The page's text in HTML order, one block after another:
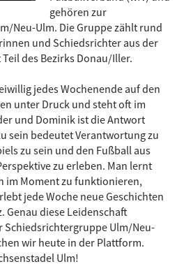
gehören zur
Neu-Ulm. Die Gruppe zählt rund
und Schiedsrichter aus der
des Bezirks Donau/Iller.
jedes Wochenende auf den
unter Druck und steht oft im
und Dominik ist die Antwort
sein bedeutet Verantwortung zu
zu sein und den Fußball aus
zu erleben. Man lernt
im Moment zu funktionieren,
jede Woche neue Geschichten
Genau diese Leidenschaft
Schiedsrichtergruppe Ulm/Neu-
wir heute in der Plattform.
Ulm!